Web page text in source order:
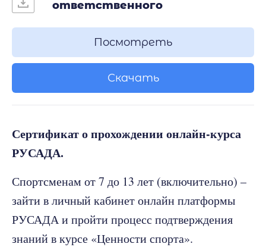
ответственного
Посмотреть
Скачать
Сертификат о прохождении онлайн-курса
РУСАДА.
Спортсменам от 7 до 13 лет (включительно) –
зайти в личный кабинет онлайн платформы
РУСАДА и пройти процесс подтверждения
знаний в курсе «Ценности спорта».